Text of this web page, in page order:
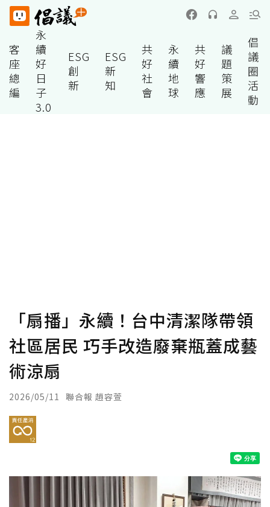
客
座
總
編
永
續
好
日
子
3.0
ESG
創
新
ESG
新
知
共
好
社
會
永
續
地
球
共
好
響
應
議
題
策
展
倡
議
圈
活
動
「扇播」永續！台中清潔隊帶領
社區居民 巧手改造廢棄瓶蓋成藝
術涼扇
2026/05/11 聯合報 趙容萱